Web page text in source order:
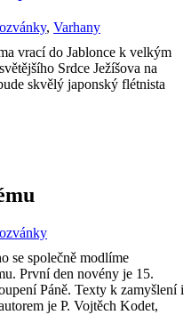
, Varhany
vrací do Jablonce k velkým
Srdce Ježíšova na
skvělý japonský flétnista
se společně modlíme
První den novény je 15.
Páně. Texty k zamyšlení i
je P. Vojtěch Kodet,